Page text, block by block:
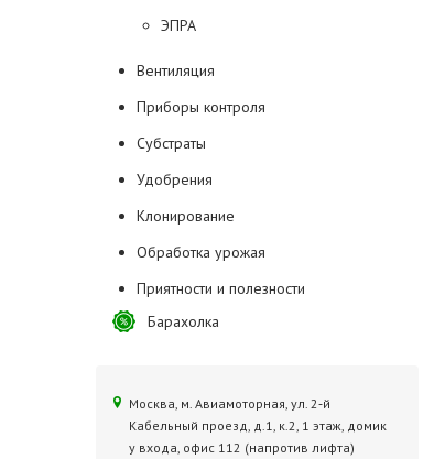
ЭПРА
Вентиляция
Приборы контроля
Субстраты
Удобрения
Клонирование
Обработка урожая
Приятности и полезности
Барахолка
Москва, м. Авиамоторная, ул. 2‑й
Кабельный проезд, д.1, к.2, 1 этаж, домик
у входа, офис 112 (напротив лифта)